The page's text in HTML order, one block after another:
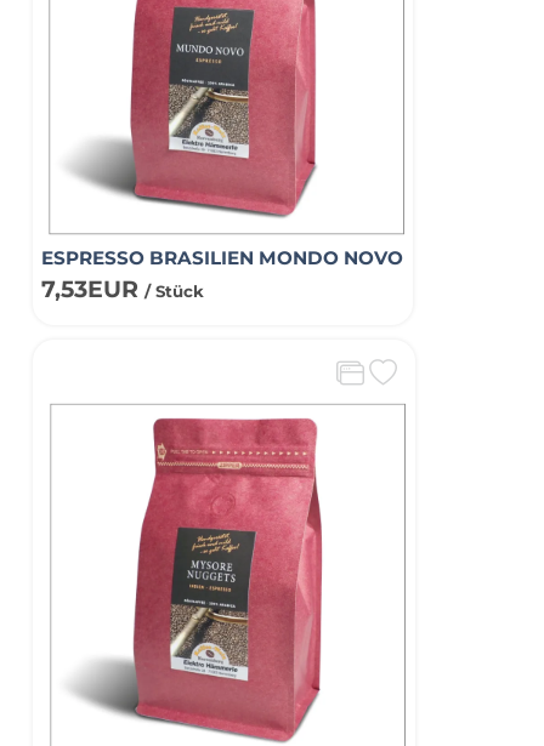
ESPRESSO BRASILIEN MONDO NOVO
7,53EUR/ Stück